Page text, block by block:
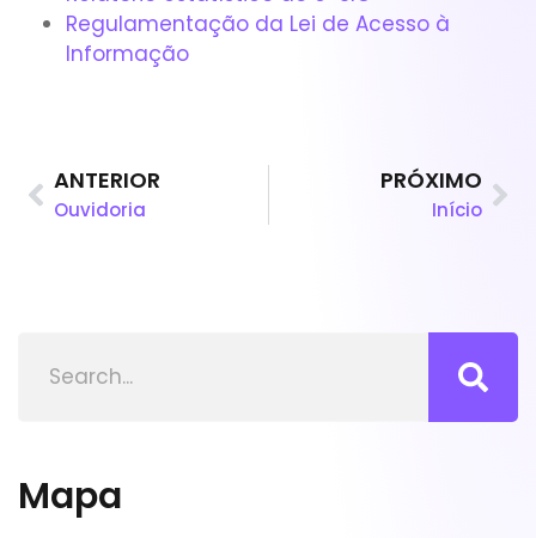
Regulamentação da Lei de Acesso à
Informação
ANTERIOR
Ouvidoria
PRÓXIMO
Início
Mapa